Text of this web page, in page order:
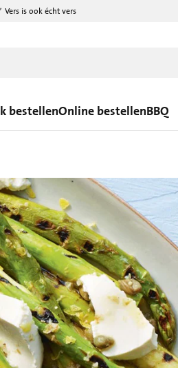
Vers is ook écht vers
bestellenOnline bestellenBBQ